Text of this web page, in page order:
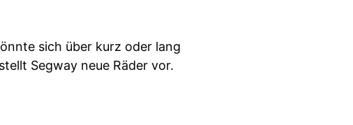
sich über kurz oder lang
Segway neue Räder vor.